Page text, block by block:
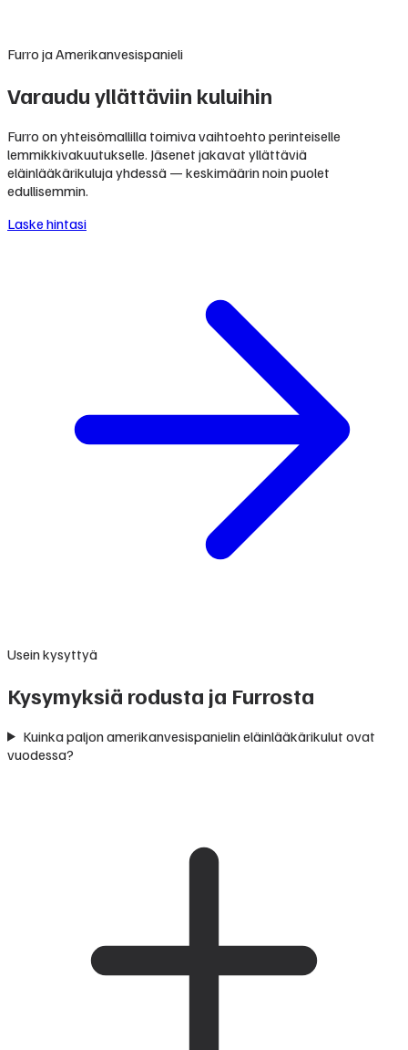
Furro ja Amerikanvesispanieli
Varaudu yllättäviin kuluihin
Furro on yhteisömallilla toimiva vaihtoehto perinteiselle
lemmikkivakuutukselle. Jäsenet jakavat yllättäviä
eläinlääkärikuluja yhdessä — keskimäärin noin puolet
edullisemmin.
Laske hintasi
Usein kysyttyä
Kysymyksiä rodusta ja Furrosta
Kuinka paljon amerikanvesispanielin eläinlääkärikulut ovat
vuodessa?